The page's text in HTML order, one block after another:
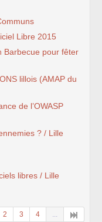
Libre 2015
Barbecue pour fêter
lillois (AMAP du
de l’OWASP
? / Lille
libres / Lille
2 3 4 ...